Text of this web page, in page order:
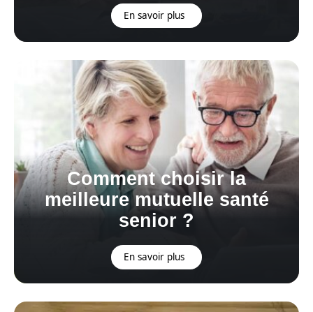
En savoir plus
Comment choisir la
meilleure mutuelle santé
senior ?
En savoir plus